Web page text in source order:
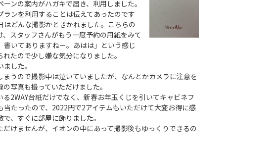
ンの案内がハガキで届き、利用しました。
ンを利用することは伝えてあったのです
どんな撮影かときかれました。こちらの
、スタッフさんがもう一度予約の用紙をみて
いてありますねー。あはは」という感じ
たので少し嫌な気分になりました。
した。
うので撮影中は泣いていましたが、なんとかカメラに注意を
写真も撮っていただけました。
2WAY台紙だけでなく、新春お年玉くじを引いてキャビネフ
たったので、2022円で2アイテムもいただけて大変お得に感
、すぐに部屋に飾りました。
けませんが、イオンの中にあって撮影後もゆっくりできるの